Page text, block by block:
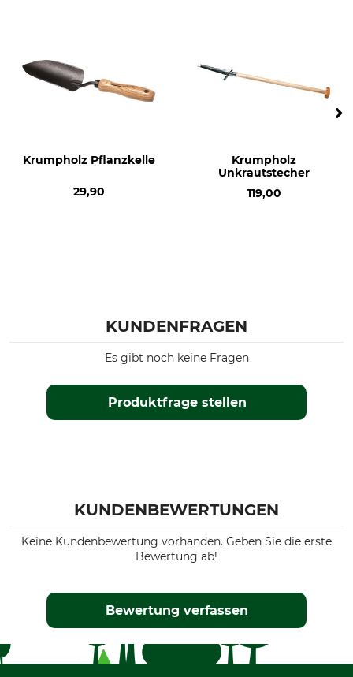
Krumpholz Pflanzkelle
29,90
Krumpholz
Unkrautstecher
119,00
KUNDENFRAGEN
Produktfrage stellen
Es gibt noch keine Fragen
KUNDENBEWERTUNGEN
Keine Kundenbewertung vorhanden. Geben Sie die erste
Bewertung ab!
Bewertung verfassen